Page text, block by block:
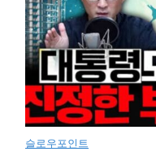
슬로우포인트